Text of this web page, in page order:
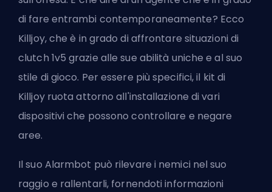
di fare entrambi contemporaneamente? Ecco
Killjoy, che è in grado di affrontare situazioni di
clutch 1v5 grazie alle sue abilità uniche e al suo
stile di gioco. Per essere più specifici, il kit di
Killjoy ruota attorno all'installazione di vari
dispositivi che possono controllare e negare
aree.
Il suo Alarmbot può rilevare i nemici nel suo
raggio e rallentarli, fornendoti informazioni